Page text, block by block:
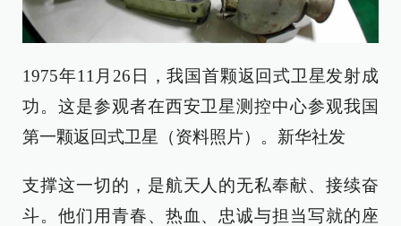
1975年11月26日，我国首颗返回式卫星发射成
功。这是参观者在西安卫星测控中心参观我国
第一颗返回式卫星（资料照片）。新华社发
支撑这一切的，是航天人的无私奉献、接续奋
斗。他们用青春、热血、忠诚与担当写就的座